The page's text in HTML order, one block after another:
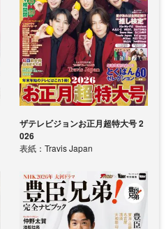
ザテレビジョンお正月超特大号 2
026
表紙：Travis Japan